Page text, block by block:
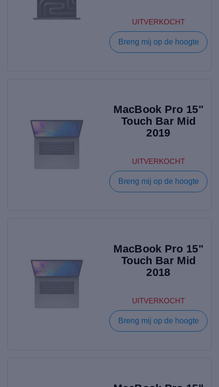
UITVERKOCHT
Breng mij op de hoogte
MacBook Pro 15"
Touch Bar Mid
2019
UITVERKOCHT
Breng mij op de hoogte
MacBook Pro 15"
Touch Bar Mid
2018
UITVERKOCHT
Breng mij op de hoogte